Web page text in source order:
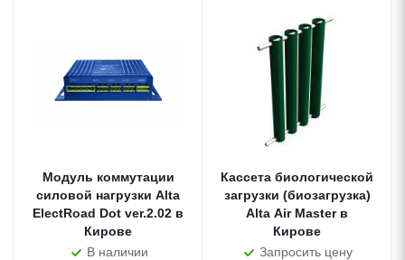
Модуль коммутации
силовой нагрузки Alta
ElectRoad Dot ver.2.02 в
Кирове
В наличии
Кассета биологической
загрузки (биозагрузка)
Alta Air Master в
Кирове
Запросить цену